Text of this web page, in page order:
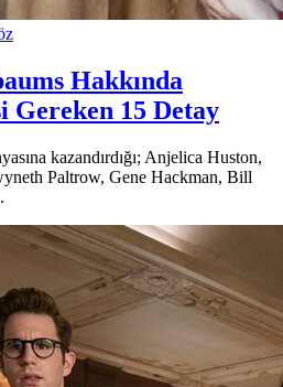
Hakkında
15 Detay
kazandırdığı; Anjelica Huston,
Paltrow, Gene Hackman, Bill